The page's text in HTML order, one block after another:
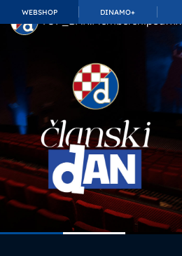
WEBSHOP DINAMO+
TOP_BAR.MembershipSuffix